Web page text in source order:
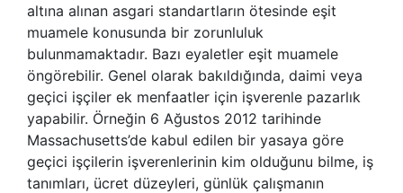
altına alınan asgari standartların ötesinde eşit
muamele konusunda bir zorunluluk
bulunmamaktadır. Bazı eyaletler eşit muamele
öngörebilir. Genel olarak bakıldığında, daimi veya
geçici işçiler ek menfaatler için işverenle pazarlık
yapabilir. Örneğin 6 Ağustos 2012 tarihinde
Massachusetts’de kabul edilen bir yasaya göre
geçici işçilerin işverenlerinin kim olduğunu bilme, iş
tanımları, ücret düzeyleri, günlük çalışmanın